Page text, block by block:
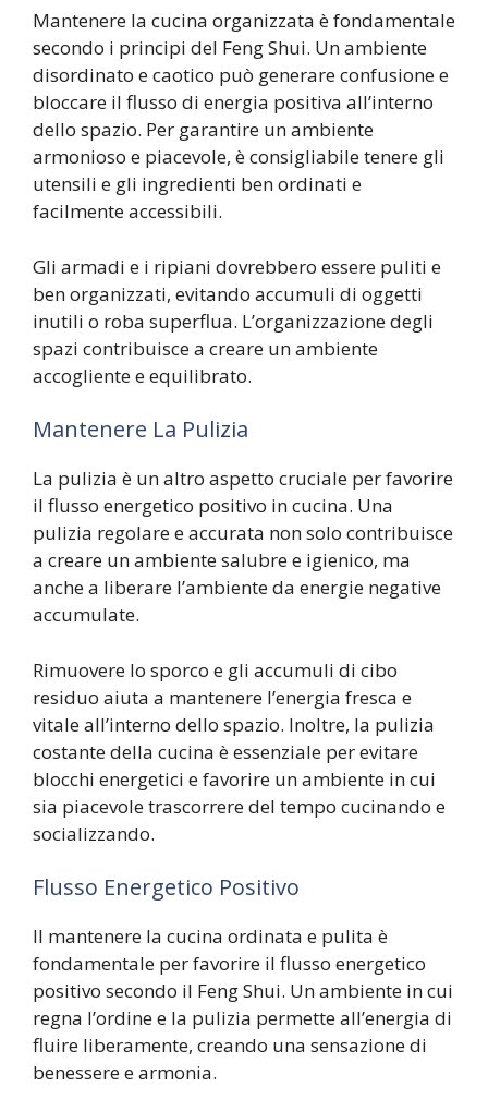
Mantenere la cucina organizzata è fondamentale
secondo i principi del Feng Shui. Un ambiente
disordinato e caotico può generare confusione e
bloccare il flusso di energia positiva all’interno
dello spazio. Per garantire un ambiente
armonioso e piacevole, è consigliabile tenere gli
utensili e gli ingredienti ben ordinati e
facilmente accessibili.
Gli armadi e i ripiani dovrebbero essere puliti e
ben organizzati, evitando accumuli di oggetti
inutili o roba superflua. L’organizzazione degli
spazi contribuisce a creare un ambiente
accogliente e equilibrato.
Mantenere La Pulizia
La pulizia è un altro aspetto cruciale per favorire
il flusso energetico positivo in cucina. Una
pulizia regolare e accurata non solo contribuisce
a creare un ambiente salubre e igienico, ma
anche a liberare l’ambiente da energie negative
accumulate.
Rimuovere lo sporco e gli accumuli di cibo
residuo aiuta a mantenere l’energia fresca e
vitale all’interno dello spazio. Inoltre, la pulizia
costante della cucina è essenziale per evitare
blocchi energetici e favorire un ambiente in cui
sia piacevole trascorrere del tempo cucinando e
socializzando.
Flusso Energetico Positivo
Il mantenere la cucina ordinata e pulita è
fondamentale per favorire il flusso energetico
positivo secondo il Feng Shui. Un ambiente in cui
regna l’ordine e la pulizia permette all’energia di
fluire liberamente, creando una sensazione di
benessere e armonia.